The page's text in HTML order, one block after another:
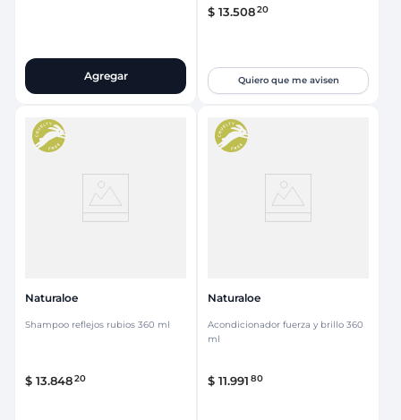
Agregar
$ 13.50820
Quiero que me avisen
Naturaloe
Shampoo reflejos rubios 360 ml
$ 13.84820
Naturaloe
Acondicionador fuerza y brillo 360
ml
$ 11.991 80